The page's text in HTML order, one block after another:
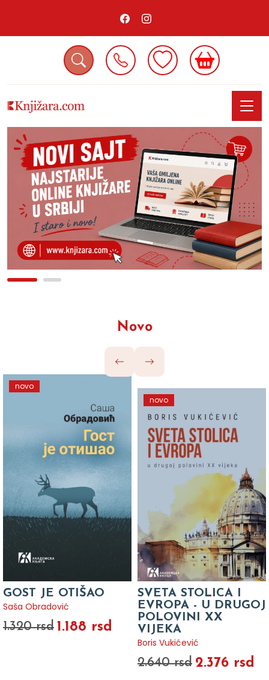
Novo
novo
GOST JE OTIŠAO
Saša Obradović
1.320 rsd 1.188 rsd
novo
SVETA STOLICA I
EVROPA - U DRUGOJ
POLOVINI XX
VIJEKA
Boris Vukićević
2.640 rsd 2.376 rsd